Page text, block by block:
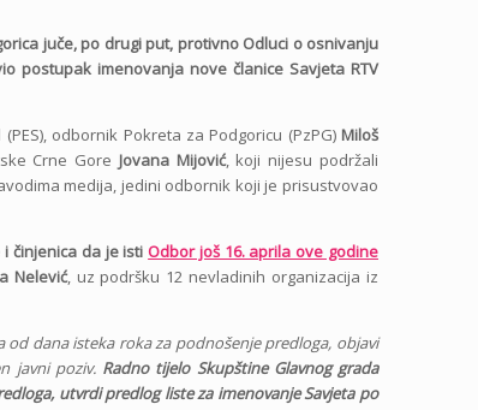
juče, po drugi put, protivno Odluci o osnivanju
postupak imenovanja nove članice Savjeta RTV
odbornik Pokreta za Podgoricu (PzPG) Miloš
Crne Gore Jovana Mijović, koji nijesu podržali
medija, jedini odbornik koji je prisustvovao
i činjenica da je istiOdbor još 16. aprila ove godine
Nelević, uz podršku 12 nevladinih organizacija iz
dana isteka roka za podnošenje predloga, objavi
javni poziv. Radno tijelo Skupštine Glavnog grada
utvrdi predlog liste za imenovanje Savjeta po